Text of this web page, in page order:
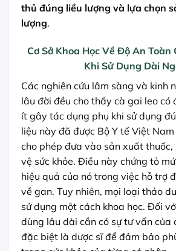
thủ đúng liều lượng và lựa chọn
lượng.
Cơ Sở Khoa Học Về Độ An Toàn
Khi Sử Dụng Dài
Các nghiên cứu lâm sàng và kinh
lâu đời đều cho thấy cà gai leo có
ít gây tác dụng phụ khi sử dụng
liệu này đã được Bộ Y tế Việt
cho phép đưa vào sản xuất
vệ sức khỏe. Điều này chứng tỏ
hiệu quả của nó trong việc hỗ trợ
về gan. Tuy nhiên, mọi loại thảo
sử dụng một cách khoa học. Đối
dùng lâu dài cần có sự tư vấn của
đặc biệt là dược sĩ để đảm bảo